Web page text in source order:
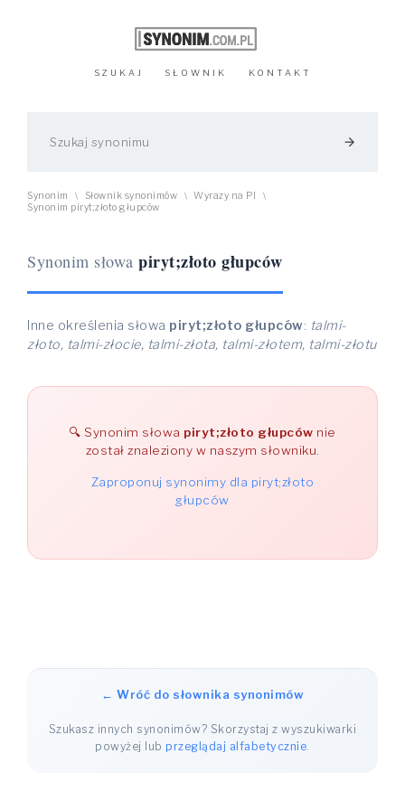
SZUKAJ SŁOWNIK KONTAKT
arrow_forward
Synonim \ Słownik synonimów \ Wyrazy na PI \
Synonim piryt;złoto głupców
Synonim słowa piryt;złoto głupców
Inne określenia słowa piryt;złoto głupców: talmi-
złoto, talmi-złocie, talmi-złota, talmi-złotem, talmi-złotu
Synonim słowa piryt;złoto głupców nie
został znaleziony w naszym słowniku.
Zaproponuj synonimy dla piryt;złoto
głupców
← Wróć do słownika synonimów
Szukasz innych synonimów? Skorzystaj z wyszukiwarki
powyżej lubprzeglądaj alfabetycznie.